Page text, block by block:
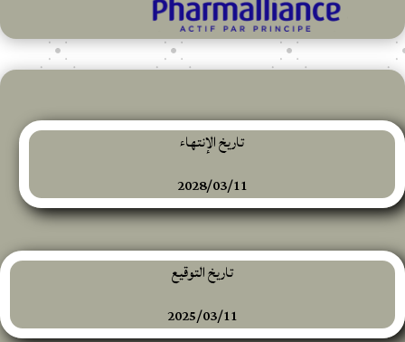
تاريخ الإنتهاء
2028/03/11
تاريخ التوقيع
2025/03/11